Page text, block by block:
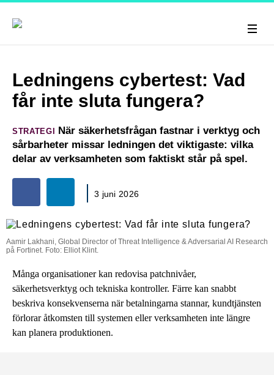
Ledningens cybertest: Vad
får inte sluta fungera?
STRATEGI När säkerhetsfrågan fastnar i verktyg och
sårbarheter missar ledningen det viktigaste: vilka
delar av verksamheten som faktiskt står på spel.
3 juni 2026
Aamir Lakhani, Global Director of Threat Intelligence & Adversarial AI Research
på Fortinet. Foto: Elliot Klint.
Många organisationer kan redovisa patchnivåer,
säkerhetsverktyg och tekniska kontroller. Färre kan snabbt
beskriva konsekvenserna när betalningarna stannar, kundtjänsten
förlorar åtkomsten till systemen eller verksamheten inte längre
kan planera produktionen.